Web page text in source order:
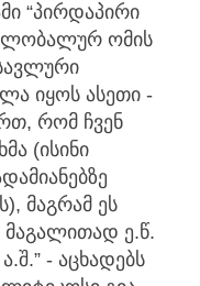
“პირდაპირი
ომის
იყოს ასეთი -
რომ ჩვენ
(ისინი
მაგრამ ეს
ე.წ.
- აცხადებს